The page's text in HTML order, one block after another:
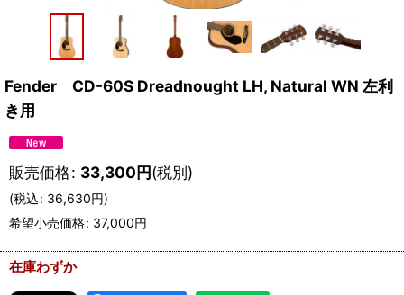
Fender CD-60S Dreadnought LH, Natural WN 左利
き用
販売価格: 33,300円(税別)
(税込: 36,630円)
希望小売価格: 37,000円
在庫わずか